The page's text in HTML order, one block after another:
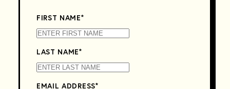
FIRST NAME*
LAST NAME*
EMAIL ADDRESS*